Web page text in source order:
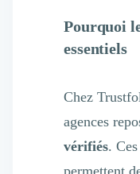
Pourquoi
essentiels
Chez
agences
vérifiés.
permettent